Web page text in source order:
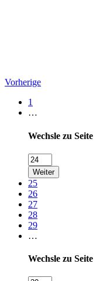
Vorherige
1
…
Wechsle zu Seite
Weiter
25
26
27
28
29
…
Wechsle zu Seite